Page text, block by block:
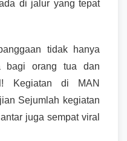
di jalur yang tepat
tidak hanya
bagi orang tua dan
Kegiatan di MAN
Sejumlah kegiatan
juga sempat viral